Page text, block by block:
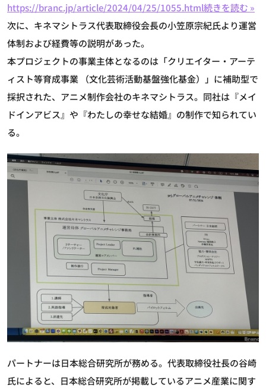
https://branc.jp/article/2024/04/25/1055.html続きを読む »
次に、キネマシトラス代表取締役会長の小笠原宗紀氏より運営
体制および経費等の説明があった。
本プロジェクトの事業主体となるのは「クリエイター・アーテ
ィスト等育成事業 （文化芸術活動基盤強化基金）」に補助型で
採択された、アニメ制作会社のキネマシトラス。同社は『メイ
ドインアビス』や『わたしの幸せな結婚』の制作で知られてい
る。
パートナーは日本総合研究所が務める。代表取締役社長の谷崎
氏によると、日本総合研究所が掲載しているアニメ産業に関す